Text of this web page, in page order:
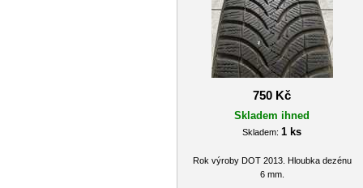
750 Kč
Skladem ihned
Skladem: 1 ks
Rok výroby DOT 2013. Hloubka dezénu
6 mm.